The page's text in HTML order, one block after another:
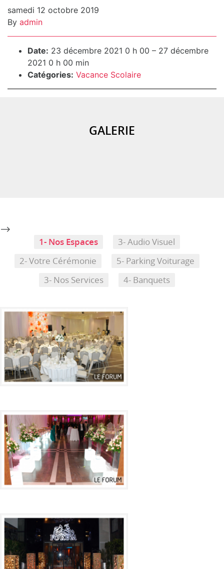
samedi 12 octobre 2019
By adminDétails de l’événement
Date: 23 décembre 2021 0 h 00 – 27 décembre
2021 0 h 00 min
Catégories: Vacance Scolaire
GALERIE
-->
1- Nos Espaces
3- Audio Visuel
2- Votre Cérémonie
5- Parking Voiturage
3- Nos Services
4- Banquets